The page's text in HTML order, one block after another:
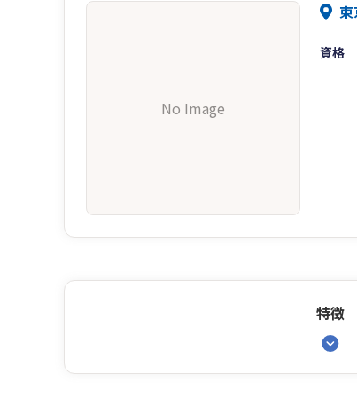
No Image
資格
特徴